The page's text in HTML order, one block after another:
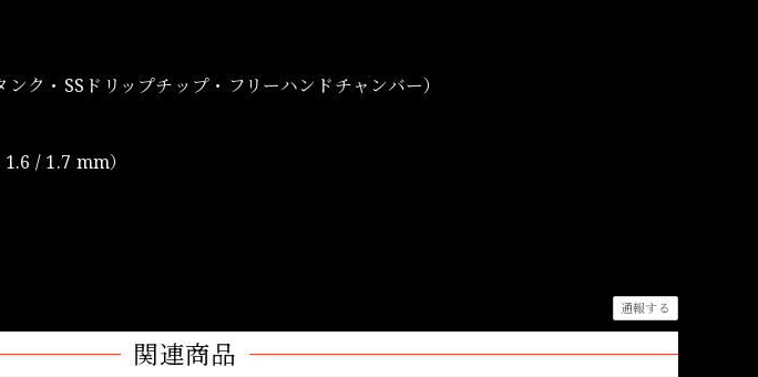
ク・SSドリップチップ・フリーハンドチャンバー）
/ 1.7 mm）
通報する
関連商品